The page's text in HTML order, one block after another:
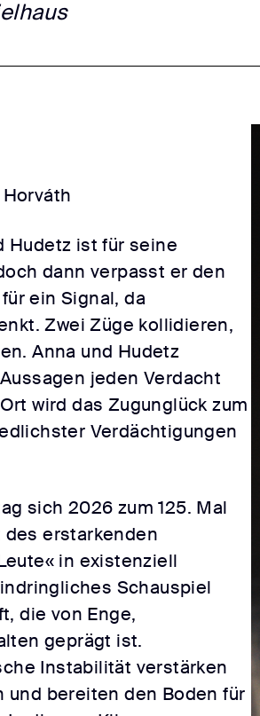
Hudetz ist für seine
dann verpasst er den
ein Signal, da
Zwei Züge kollidieren,
Anna und Hudetz
jeden Verdacht
wird das Zugunglück zum
Verdächtigungen
sich 2026 zum 125. Mal
erstarkenden
in existenziell
Schauspiel
die von Enge,
geprägt ist.
Instabilität verstärken
bereiten den Boden für